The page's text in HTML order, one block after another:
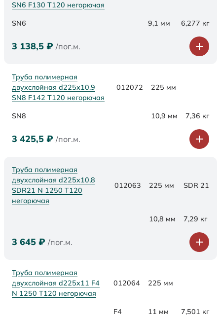
SN6 F130 Т120 негорючая
SN6 9,1 мм 6,277 кг
3 138,5 ₽ /пог.м.
Труба полимерная
двухслойная d225х10,9
SN8 F142 Т120 негорючая
012072 225 мм
SN8 10,9 мм 7,36 кг
3 425,5 ₽ /пог.м.
Труба полимерная
двухслойная d225x10,8
SDR21 N 1250 Т120
негорючая
012063 225 мм SDR 21
10,8 мм 7,29 кг
3 645 ₽ /пог.м.
Труба полимерная
двухслойная d225x11 F4
N 1250 Т120 негорючая
012064 225 мм
F4 11 мм 7,501 кг